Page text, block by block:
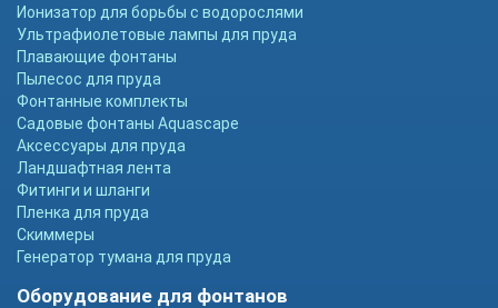
Ионизатор для борьбы с водорослями
Ультрафиолетовые лампы для пруда
Плавающие фонтаны
Пылесос для пруда
Фонтанные комплекты
Садовые фонтаны Aquascape
Аксессуары для пруда
Ландшафтная лента
Фитинги и шланги
Пленка для пруда
Скиммеры
Генератор тумана для пруда
Оборудование для фонтанов